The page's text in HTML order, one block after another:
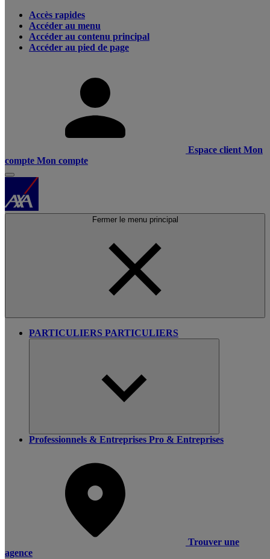
Accès rapides
Accéder au menu
Accéder au contenu principal
Accéder au pied de page
Espace client Mon
compte Mon compte
Fermer le menu principal
PARTICULIERS PARTICULIERS
Professionnels & Entreprises Pro & Entreprises
Trouver une
agence